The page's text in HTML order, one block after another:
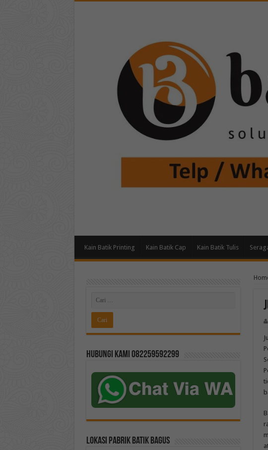
Kain Batik Printing Kain Batik Cap Kain Batik Tulis
Hubungi kami 082259592299
Lokasi Pabrik Batik Bagus